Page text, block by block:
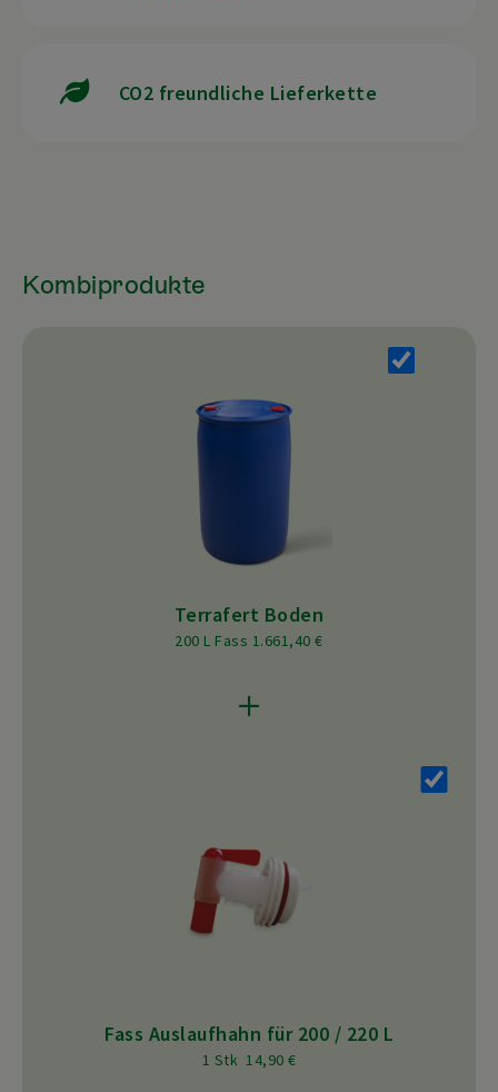
CO2 freundliche Lieferkette
Kombiprodukte
Terrafert Boden
200 L Fass 1.661,40 €
Fass Auslaufhahn für 200 / 220 L
1 Stk 14,90 €